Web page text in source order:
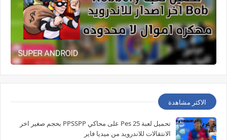
الاكثر مشاهدة
تحميل لعبة Pes 25 على محاكي PPSSPP بحجم صغير اخر
الانتقالات للاندرويد من ميديا فاير